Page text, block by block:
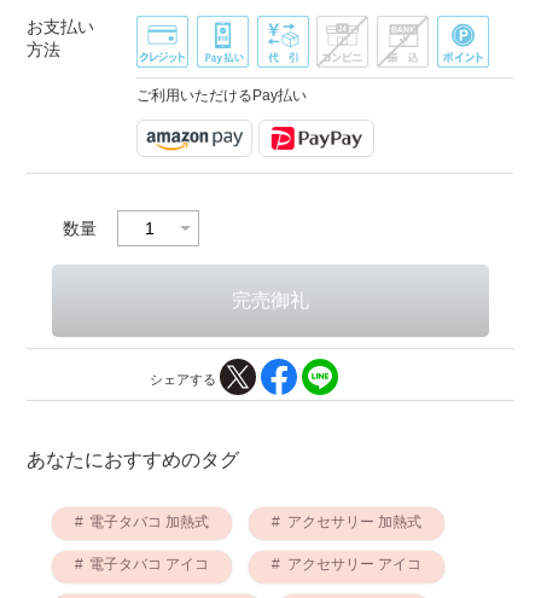
お支払い
方法
ご利用いただけるPay払い
数量
シェアする
あなたにおすすめのタグ
電子タバコ 加熱式 アクセサリー 加熱式
電子タバコ アイコ アクセサリー アイコ